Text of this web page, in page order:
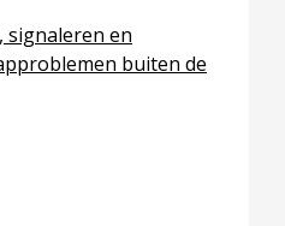
signaleren en
buiten de
Taken preventie,
Samenwerken
Verwijzen